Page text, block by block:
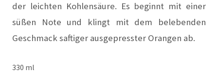
der leichten Kohlensäure. Es beginnt mit einer
süßen Note und klingt mit dem belebenden
Geschmack saftiger ausgepresster Orangen ab.
330 ml